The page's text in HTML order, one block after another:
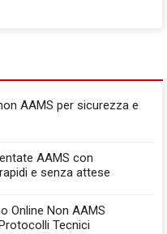
AAMS per sicurezza e
AAMS con
e senza attese
Online Non AAMS
Tecnici